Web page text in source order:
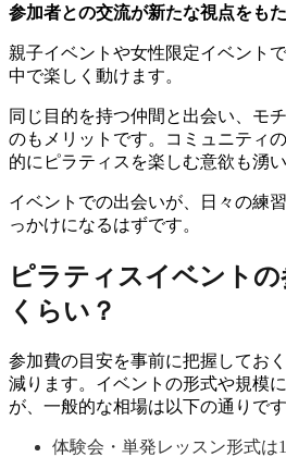
参加者との交流が新たな視点をも
親子イベントや女性限定イベント
中で楽しく動けます。
同じ目的を持つ仲間と出会い、モ
のもメリットです。コミュニティ
的にピラティスを楽しむ意欲も湧い
イベントでの出会いが、日々の練
っかけになるはずです。
ピラティスイベント
くらい？
参加費の目安を事前に把握してお
減ります。イベントの形式や規模
が、一般的な相場は以下の通りです
体験会・単発レッスン形式は